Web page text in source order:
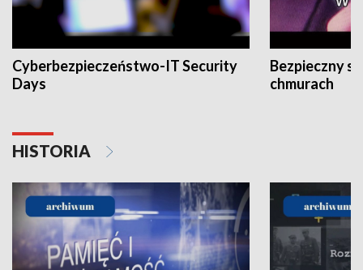
Cyberbezpieczeństwo-IT Security
Days
Bezpieczny
chmurach
HISTORIA